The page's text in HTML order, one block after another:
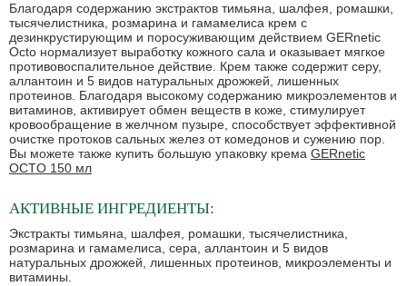
Благодаря содержанию экстрактов тимьяна, шалфея, ромашки,
тысячелистника, розмарина и гамамелиса крем с
дезинкрустирующим и поросуживающим действием GERnetic
Octo нормализует выработку кожного сала и оказывает мягкое
противовоспалительное действие. Крем также содержит серу,
аллантоин и 5 видов натуральных дрожжей, лишенных
протеинов. Благодаря высокому содержанию микроэлементов и
витаминов, активирует обмен веществ в коже, стимулирует
кровообращение в желчном пузыре, способствует эффективной
очистке протоков сальных желез от комедонов и сужению пор.
Вы можете также купить большую упаковку крема GERnetic
OCTO 150 мл
АКТИВНЫЕ ИНГРЕДИЕНТЫ:
Экстракты тимьяна, шалфея, ромашки, тысячелистника,
розмарина и гамамелиса, сера, аллантоин и 5 видов
натуральных дрожжей, лишенных протеинов, микроэлементы и
витамины.